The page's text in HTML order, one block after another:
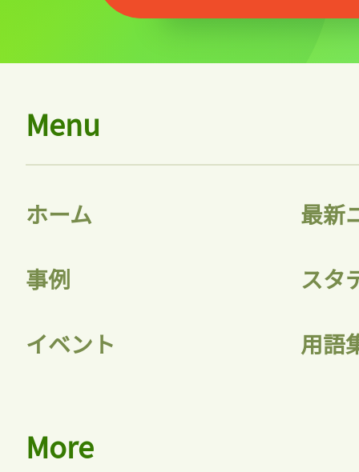
Menu
ホーム 最新
事例 スタ
イベント 用語
More